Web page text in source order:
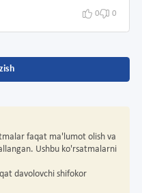
0 0
faqat ma'lumot olish va
Ushbu ko'rsatmalarni
davolovchi shifokor